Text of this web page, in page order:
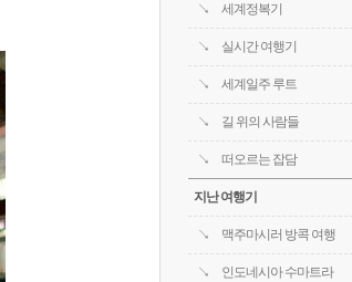
세계정복기
실시간 여행기
세계일주 루트
길 위의 사람들
떠오르는 잡담
지난 여행기
맥주마시러 방콕 여행
인도네시아 수마트라